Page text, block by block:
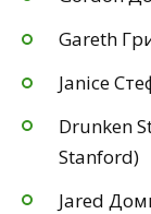
Gareth
Janice
Drunken
Stanford)
Jared